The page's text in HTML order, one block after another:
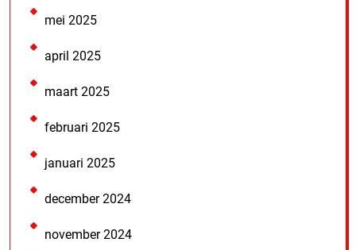
mei 2025
april 2025
maart 2025
februari 2025
januari 2025
december 2024
november 2024